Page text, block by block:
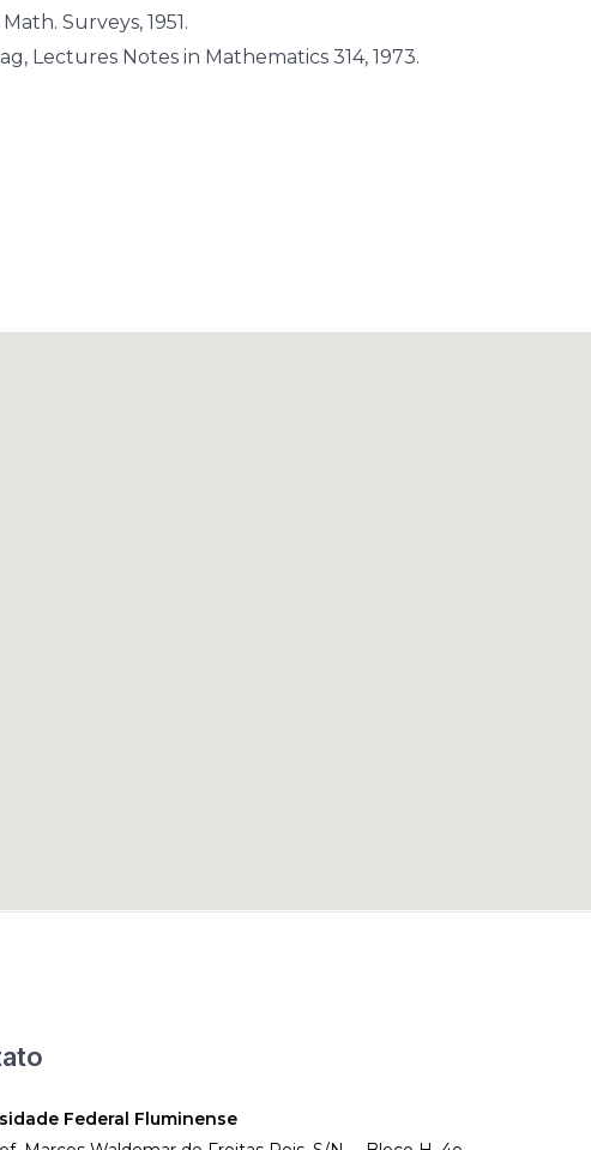
Surveys, 1951.
Lectures Notes in Mathematics 314, 1973.
Federal Fluminense